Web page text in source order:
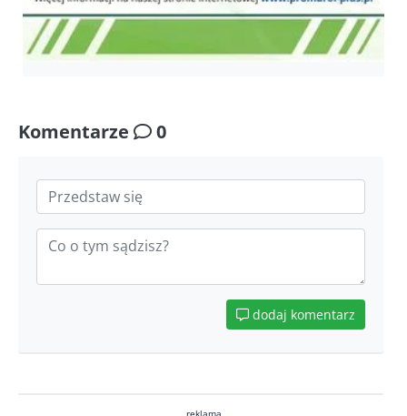
Komentarze 0
dodaj komentarz
reklama